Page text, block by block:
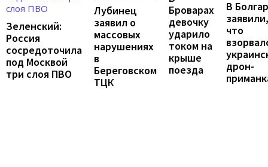
Зеленский:
Россия
сосредоточила
под Москвой
три слоя ПВО
Лубинец
заявил о
массовых
нарушениях
в
Береговском
ТЦК
Броварах
девочку
ударило
током на
крыше
поезда
В
заявили,
что
дрон-